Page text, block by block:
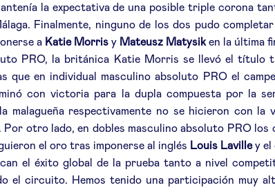
la expectativa de una posible triple corona
Finalmente, ninguno de los dos pudo
a Katie Morris y Mateusz Matysiken la última
PRO, la británica Katie Morris se llevó el título
que en individual masculino absoluto PRO el
con victoria para la dupla compuesta por la
malagueña respectivamente no se hicieron con
otro lado, en dobles masculino absoluto PRO
el oro tras imponerse al inglés Louis Lavilley el
el éxito global de la prueba tanto a nivel
el circuito. Hemos tenido una participación muy